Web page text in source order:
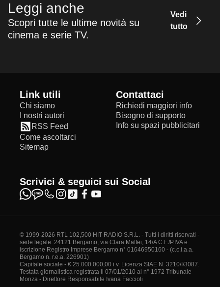
Leggi anche
Scopri tutte le ultime novità su
cinema e serie TV.
Vedi
tutto
Link utili
Chi siamo
I nostri autori
RSS Feed
Come ascoltarci
Sitemap
Contattaci
Richiedi maggiori info
Bisogno di supporto
Info su spazi pubblicitari
Scrivici & seguici sui Social
© 1999-2026 RTL 102,500 HIT RADIO S.R.L. - Tutti i diritti riservati -
sede legale: 24121 Bergamo, via Clara Maffei, 14/A C.F./P.IVA e
iscrizione Registro Imprese Bergamo n° 01646950160 - (c.c.i.a.a.
Bergamo n. r.e.a. 226901)
Capitale sociale - € 25.000.000,00 i.v. Licenza SIAE N. 3210/I/3087.
Testata giornalistica registrata il 07/01/2010 al n° 1972 Tribunale
Monza - Direttore Responsabile Ivana Faccioli